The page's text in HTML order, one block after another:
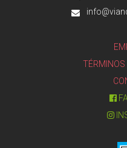
TÉRMINOS